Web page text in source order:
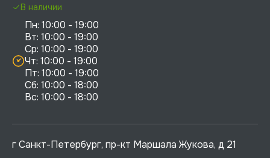
Пн: 10:00 - 19:00
Вт: 10:00 - 19:00
Ср: 10:00 - 19:00
Чт: 10:00 - 19:00
Пт: 10:00 - 19:00
Сб: 10:00 - 18:00
В наличии
г Санкт-Петербург, пр-кт Маршала Жукова, д 21